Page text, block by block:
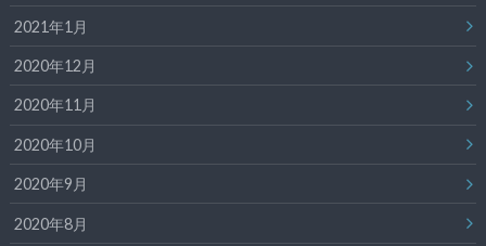
2021年1月
2020年12月
2020年11月
2020年10月
2020年9月
2020年8月